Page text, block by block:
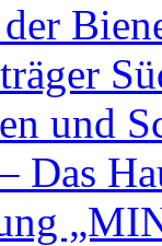
und
Das